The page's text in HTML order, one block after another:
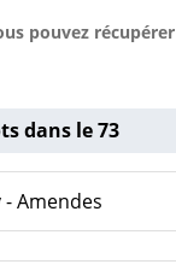
pouvez
dans le 73
Amendes